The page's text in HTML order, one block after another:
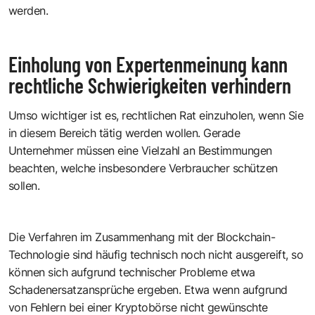
werden.
Einholung von Expertenmeinung kann
rechtliche Schwierigkeiten verhindern
Umso wichtiger ist es, rechtlichen Rat einzuholen, wenn Sie
in diesem Bereich tätig werden wollen. Gerade
Unternehmer müssen eine Vielzahl an Bestimmungen
beachten, welche insbesondere Verbraucher schützen
sollen.
Die Verfahren im Zusammenhang mit der Blockchain-
Technologie sind häufig technisch noch nicht ausgereift, so
können sich aufgrund technischer Probleme etwa
Schadenersatzansprüche ergeben. Etwa wenn aufgrund
von Fehlern bei einer Kryptobörse nicht gewünschte